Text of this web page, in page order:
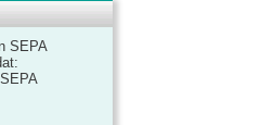
SEPA